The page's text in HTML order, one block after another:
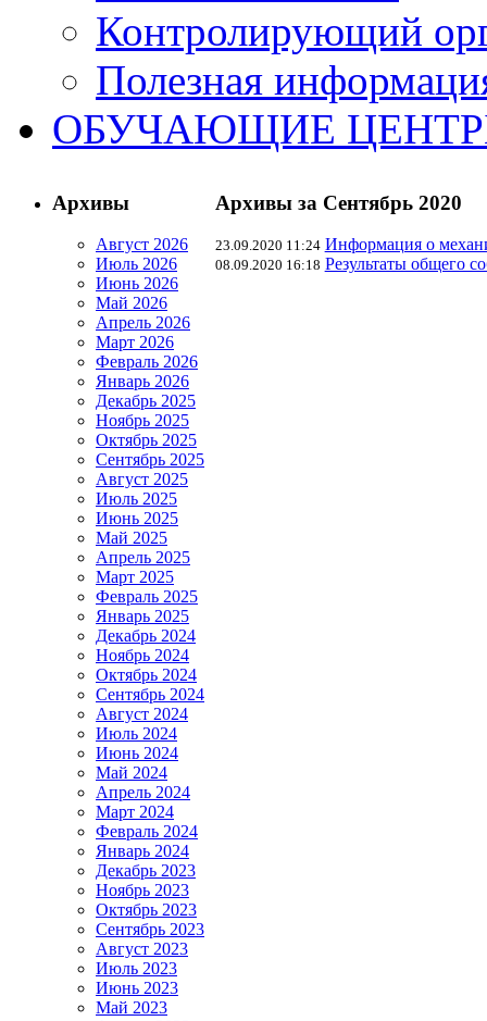
Контролирующий
Полезная
ОБУЧАЮЩИЕ
Архивы
Август 2026
Июль 2026
Июнь 2026
Май 2026
Апрель 2026
Март 2026
Февраль 2026
Январь 2026
Декабрь 2025
Ноябрь 2025
Октябрь 2025
Сентябрь 2025
Август 2025
Июль 2025
Июнь 2025
Май 2025
Апрель 2025
Март 2025
Февраль 2025
Январь 2025
Декабрь 2024
Ноябрь 2024
Октябрь 2024
Сентябрь 2024
Август 2024
Июль 2024
Июнь 2024
Май 2024
Апрель 2024
Март 2024
Февраль 2024
Январь 2024
Декабрь 2023
Ноябрь 2023
Октябрь 2023
Сентябрь 2023
Август 2023
Июль 2023
Июнь 2023
Май 2023
Архивы за Сентябрь 2020
23.09.2020 11:24 Информация о
08.09.2020 16:18 Результаты общего